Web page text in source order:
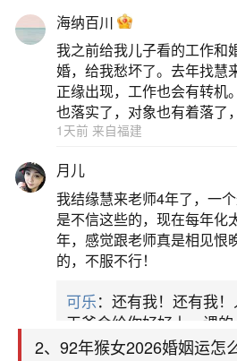
常见的问题，但是小问题不注
烦，下面就这个问题给大家做
1、92年的11月男猴2026年
92年11月出生的属猴男
现“动中求稳、变中求生”的特
竞争并存的关键期，驿马星动
位调整机会，但需防天狗星
延误；财运起伏明显，虽有
高，如差旅、应酬、家居维修
打细算、稳健理财；感情方
2、92年猴女2026婚姻运怎
海纳百川
我之前给我儿子看的工作和
婚，给我愁坏了。去年找慧
正缘出现，工作也会有转机
也落实了，对象也有着落了
1天前 来自福建
月儿
我结缘慧来老师4年了，一
是不信这些的，现在每年化
年，感觉跟老师真是相见恨
的，不服不行！
可乐：还有我！还有我
天爷会给你好好上一课的
哪样不服都不行！